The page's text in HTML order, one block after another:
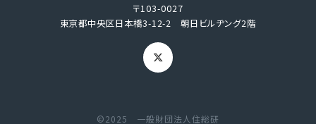
〒103-0027
東京都中央区日本橋3-12-2 朝日ビルヂング2階
©2025 一般財団法人住総研